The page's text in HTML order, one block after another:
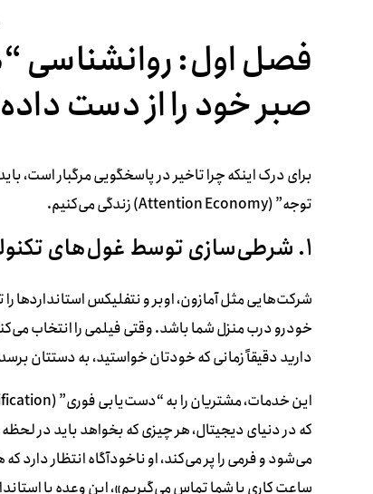
فصل اول: روانشناسی
صبر خود را از دست
برای درک اینکه چرا تاخیر در پاسخگویی مرگبار است،
توجه” (Attention Economy) زندگی می‌کنیم.
۱. شرطی‌سازی توسط غول‌های تکنولوژی
شرکت‌هایی مثل آمازون، اوبر و نتفلیکس استانداردها
خودرو درب منزل شما باشد. وقتی فیلمی را انتخاب
دارید دقیقاً زمانی که خودتان خواستید، به دستتان
که در دنیای دیجیتال، هر چیزی که بخواهد باید در
ساعت کاری با شما تماس می‌گیریم»، این وعده با